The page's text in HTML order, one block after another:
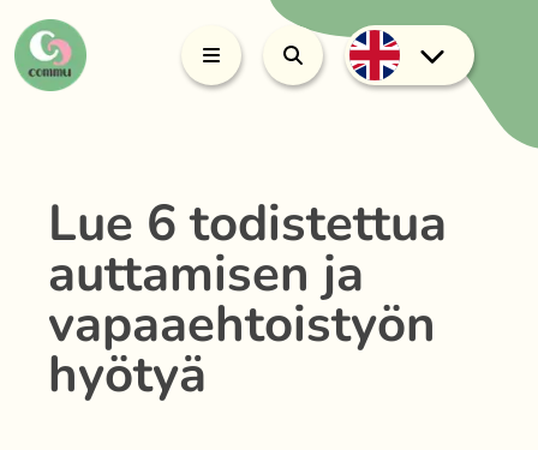
Lue 6 todistettua
auttamisen ja
vapaaehtoistyön
hyötyä